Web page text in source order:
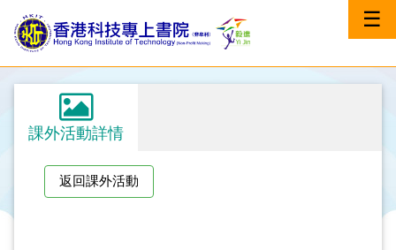
☰
課外活動詳情
返回課外活動